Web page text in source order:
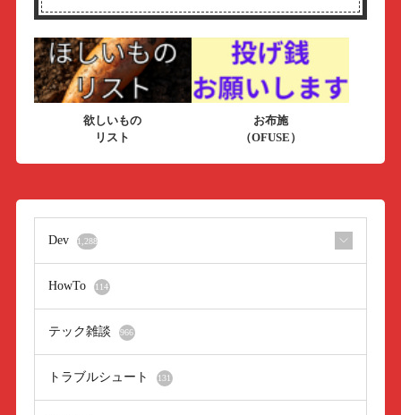
欲しいもの
リスト
お布施
（OFUSE）
Dev 1,288
HowTo 114
テック雑談 966
トラブルシュート 131